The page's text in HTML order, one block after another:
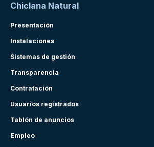
Chiclana Natural
Presentación
Instalaciones
Sistemas de gestión
Transparencia
Contratación
Usuarios registrados
Tablón de anuncios
Empleo